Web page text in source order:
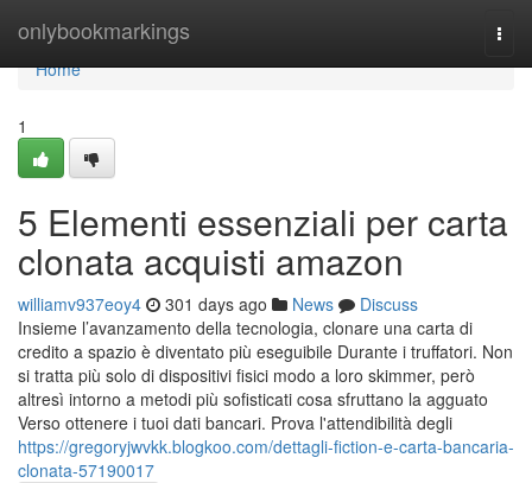
onlybookmarkings
Home
Home
1
5 Elementi essenziali per carta
clonata acquisti amazon
williamv937eoy4 301 days ago News
Discuss
Insieme l’avanzamento della tecnologia, clonare una carta di
credito a spazio è diventato più eseguibile Durante i truffatori. Non
si tratta più solo di dispositivi fisici modo a loro skimmer, però
altresì intorno a metodi più sofisticati cosa sfruttano la agguato
Verso ottenere i tuoi dati bancari. Prova l'attendibilità degli
https://gregoryjwvkk.blogkoo.com/dettagli-fiction-e-carta-bancaria-
clonata-57190017